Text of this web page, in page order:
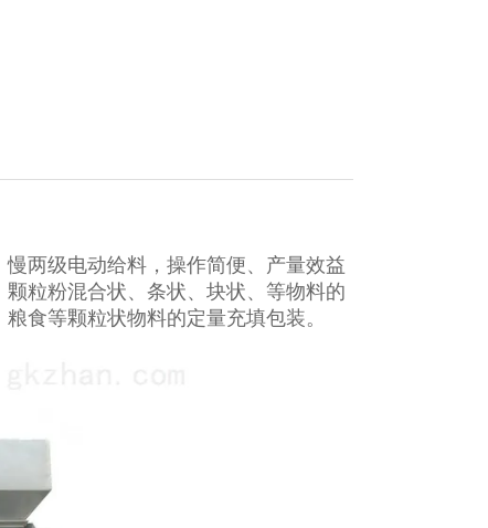
两级电动给料，操作简便、产量效益
粒粉混合状、条状、块状、等物料的
食等颗粒状物料的定量充填包装。